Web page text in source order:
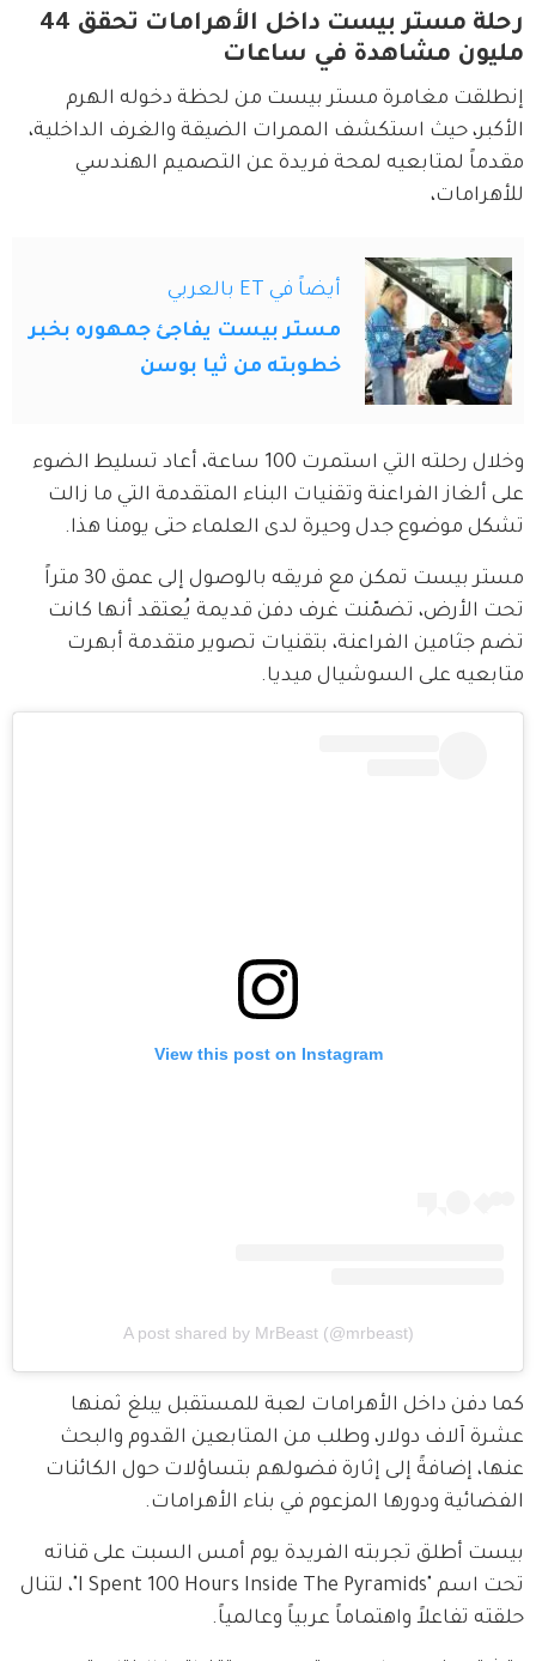
رحلة مستر بيست داخل الأهرامات تحقق 44
مليون مشاهدة في ساعات
إنطلقت مغامرة مستر بيست من لحظة دخوله الهرم
الأكبر، حيث استكشف الممرات الضيقة والغرف الداخلية،
مقدماً لمتابعيه لمحة فريدة عن التصميم الهندسي
للأهرامات،
أيضاً في ET بالعربي
مستر بيست يفاجئ جمهوره بخبر
خطوبته من ثيا بوسن
وخلال رحلته التي استمرت 100 ساعة، أعاد تسليط الضوء
على ألغاز الفراعنة وتقنيات البناء المتقدمة التي ما زالت
تشكل موضوع جدل وحيرة لدى العلماء حتى يومنا هذا.
مستر بيست تمكن مع فريقه بالوصول إلى عمق 30 متراً
تحت الأرض، تضمّنت غرف دفن قديمة يُعتقد أنها كانت
تضم جثامين الفراعنة، بتقنيات تصوير متقدمة أبهرت
متابعيه على السوشيال ميديا.
View this post on Instagram
A post shared by MrBeast (@mrbeast)
كما دفن داخل الأهرامات لعبة للمستقبل يبلغ ثمنها
عشرة آلاف دولار، وطلب من المتابعين القدوم والبحث
عنها، إضافةً إلى إثارة فضولهم بتساؤلات حول الكائنات
الفضائية ودورها المزعوم في بناء الأهرامات.
بيست أطلق تجربته الفريدة يوم أمس السبت على قناته
تحت اسم "I Spent 100 Hours Inside The Pyramids"، لتنال
حلقته تفاعلاً واهتماماً عربياً وعالمياً.